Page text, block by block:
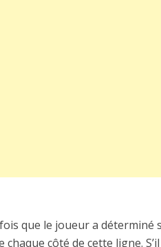
que le joueur a
côté de cette ligne.